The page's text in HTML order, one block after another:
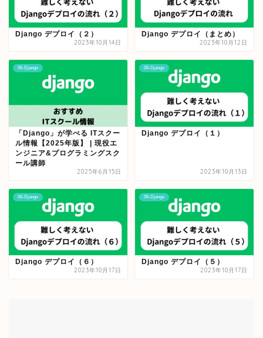
Django デプロイ（２）
2023年10月14日
Django デプロイ（まとめ）
2023年10月12日
06-Django
「Django」が学べる ITスクー
ル情報【2025年版】 | 現役エ
ンジニア&プログラミングスク
ール講師
2025年6月15日
06-Django
Django デプロイ（１）
2023年10月13日
06-Django
Django デプロイ（６）
2023年10月17日
06-Django
Django デプロイ（５）
2023年10月17日